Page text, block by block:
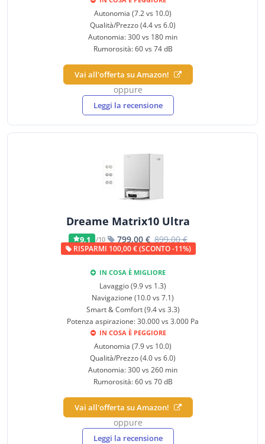
Autonomia (7.2 vs 10.0)
Qualità/Prezzo (4.4 vs 6.0)
Autonomia: 300 vs 180 min
Rumorosità: 60 vs 74 dB
Vai all'offerta su Amazon!
oppure
Leggi la recensione
Dreame Matrix10 Ultra
9,1 /10 799,00 € 899,00 €
RISPARMI 100,00 € (SCONTO -11%)
IN COSA È MIGLIORE
Lavaggio (9.9 vs 1.3)
Navigazione (10.0 vs 7.1)
Smart & Comfort (9.4 vs 3.3)
Potenza aspirazione: 30.000 vs 3.000 Pa
IN COSA È PEGGIORE
Autonomia (7.9 vs 10.0)
Qualità/Prezzo (4.0 vs 6.0)
Autonomia: 300 vs 260 min
Rumorosità: 60 vs 70 dB
Vai all'offerta su Amazon!
oppure
Leggi la recensione